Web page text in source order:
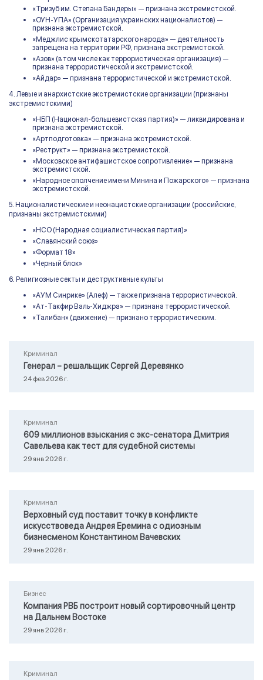
«Тризуб им. Степана Бандеры» — признана экстремистской.
«ОУН-УПА» (Организация украинских националистов) —
признана экстремистской.
«Меджлис крымскотатарского народа» — деятельность
запрещена на территории РФ, признана экстремистской.
«Азов» (в том числе как террористическая организация) —
признана террористической и экстремистской.
«Айдар» — признана террористической и экстремистской.
4. Левые и анархистские экстремистские организации (признаны
экстремистскими)
«НБП (Национал-большевистская партия)» — ликвидирована и
признана экстремистской.
«Артподготовка» — признана экстремистской.
«Реструкт» — признана экстремистской.
«Московское антифашистское сопротивление» — признана
экстремистской.
«Народное ополчение имени Минина и Пожарского» — признана
экстремистской.
5. Националистические и неонацистские организации (российские,
признаны экстремистскими)
«НСО (Народная социалистическая партия)»
«Славянский союз»
«Формат 18»
«Черный блок»
6. Религиозные секты и деструктивные культы
«АУМ Синрике» (Алеф) — также признана террористической.
«Ат-Такфир Валь-Хиджра» — признана террористической.
«Талибан» (движение) — признано террористическим.
Криминал
Генерал – решальщик Сергей Деревянко
24 фев 2026 г.
Криминал
609 миллионов взыскания с экс-сенатора Дмитрия
Савельева как тест для судебной системы
29 янв 2026 г.
Криминал
Верховный суд поставит точку в конфликте
искусствоведа Андрея Еремина с одиозным
бизнесменом Константином Вачевских
29 янв 2026 г.
Бизнес
Компания РВБ построит новый сортировочный центр
на Дальнем Востоке
29 янв 2026 г.
Криминал